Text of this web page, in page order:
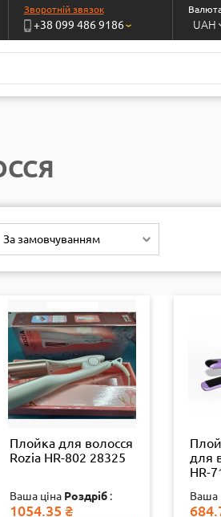
Зворотній звязок
+38 099 486 9186› UAH
За замовчуванням
Плойка для волосся
Rozia HR-802 28325
Ваша ціна Роздріб :
1054.35 ₴
для
HR-
Ваша